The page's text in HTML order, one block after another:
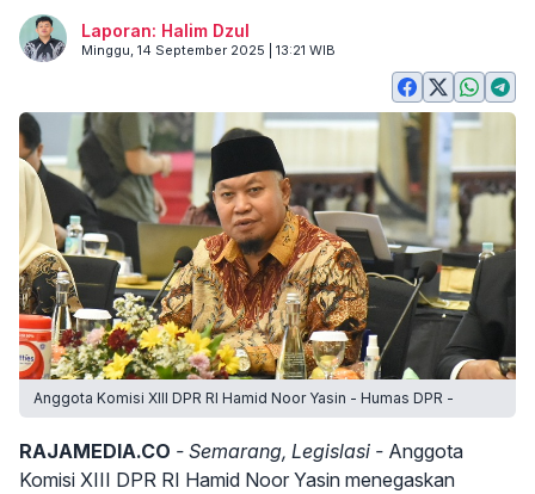
Laporan: Halim Dzul
Minggu, 14 September 2025 | 13:21 WIB
Anggota Komisi XIII DPR RI Hamid Noor Yasin - Humas DPR -
RAJAMEDIA.CO - Semarang, Legislasi - Anggota
Komisi XIII DPR RI Hamid Noor Yasin menegaskan